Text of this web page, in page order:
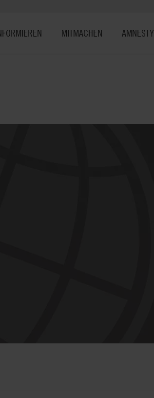
MITMACHEN AMNESTY